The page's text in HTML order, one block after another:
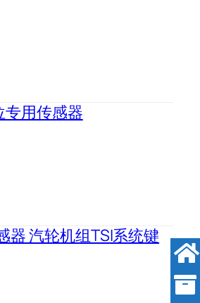
专用传感器
汽轮机组TSI系统键